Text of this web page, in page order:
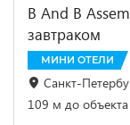
B And B
завтраком
МИНИ ОТЕЛИ
Санкт-
109 м до объекта